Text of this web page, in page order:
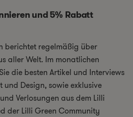
und 5% Rabatt
berichtet regelmäßig über
aller Welt. Im monatlichen
die besten Artikel und Interviews
Design, sowie exklusive
Verlosungen aus dem Lilli
der Lilli Green Community